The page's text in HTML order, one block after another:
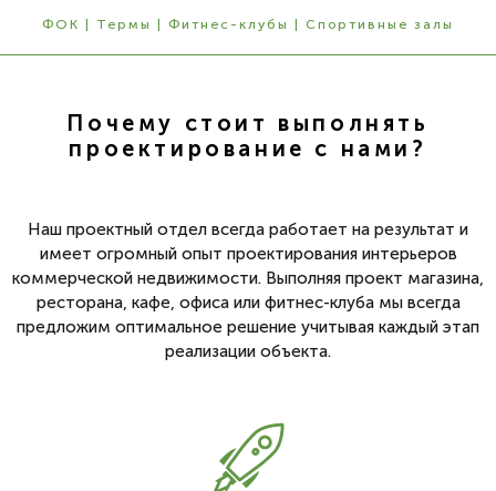
ФОК | Термы | Фитнес-клубы | Спортивные залы
Почему стоит выполнять
проектирование с нами?
Наш проектный отдел всегда работает на результат и
имеет огромный опыт проектирования интерьеров
коммерческой недвижимости. Выполняя проект магазина,
ресторана, кафе, офиса или фитнес-клуба мы всегда
предложим оптимальное решение учитывая каждый этап
реализации объекта.